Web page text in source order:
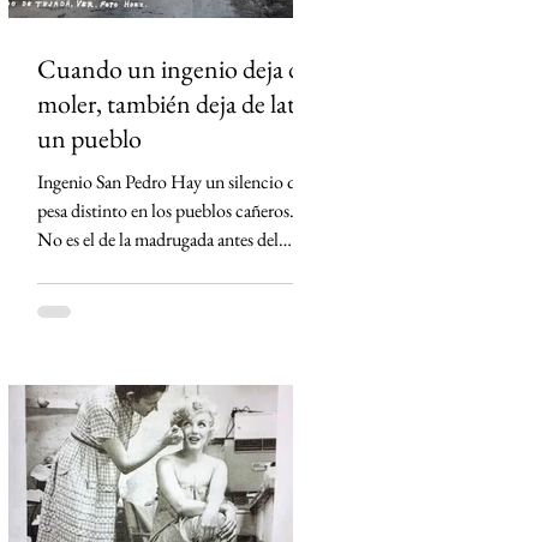
Cuando un ingenio deja de
moler, también deja de latir
un pueblo
Ingenio San Pedro Hay un silencio que
pesa distinto en los pueblos cañeros.
No es el de la madrugada antes del
que queda cuando un ingenio apaga sus
en Lerdo de Tejada, Veracruz. El
Ingenio San Pedro, durante décadas el
corazón económico de Los Tuxtlas,
anunció su cierre definitivo al declararse
económicamente inviable. Detrás de esa
frase empresarial hay una realida